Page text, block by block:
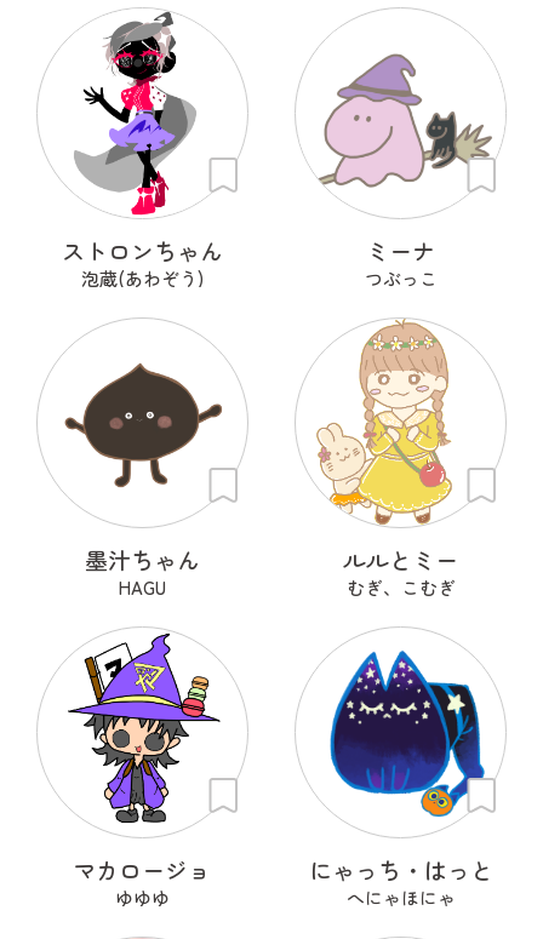
ストロンちゃん
泡蔵(あわぞう)
ミーナ
つぶっこ
墨汁ちゃん
HAGU
ルルとミー
むぎ、こむぎ
マカロージョ
ゆゆゆ
にゃっち・はっと
へにゃほにゃ